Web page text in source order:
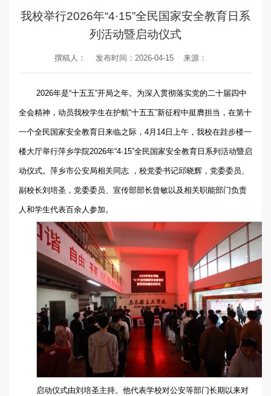
我校举行2026年“4·15”全民国家安全教育日系
列活动暨启动仪式
撰稿人： 发布时间：2026-04-15 来源：
2026年是“十五五”开局之年。为深入贯彻落实党的二十届四中
全会精神，动员我校学生在护航“十五五”新征程中挺膺担当，在第十
一个全民国家安全教育日来临之际，4月14日上午，我校在跬步楼一
楼大厅举行萍乡学院2026年“4·15”全民国家安全教育日系列活动暨启
动仪式。萍乡市公安局相关同志 ，校党委书记邱晓辉，党委委员、
副校长刘培圣，党委委员、宣传部部长曾敏以及相关职能部门负责
人和学生代表百余人参加。
启动仪式由刘培圣主持。他代表学校对公安等部门长期以来对